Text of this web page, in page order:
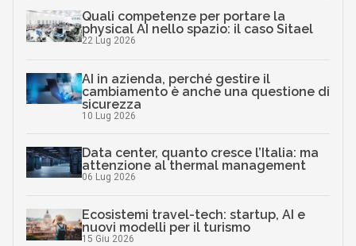
Quali competenze per portare la
physical AI nello spazio: il caso Sitael
22 Lug 2026
AI in azienda, perché gestire il
cambiamento è anche una questione di
sicurezza
10 Lug 2026
Data center, quanto cresce l’Italia: ma
attenzione al thermal management
06 Lug 2026
Ecosistemi travel-tech: startup, AI e
nuovi modelli per il turismo
15 Giu 2026